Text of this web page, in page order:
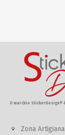
Il marchio StickerDesign®
Zona